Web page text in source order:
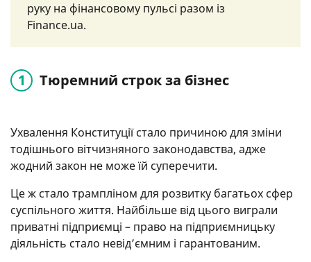
руку на фінансовому пульсі разом із
Finance.ua.
Тюремний строк за бізнес
Ухвалення Конституції стало причиною для зміни
тодішнього вітчизняного законодавства, адже
жодний закон не може їй суперечити.
Це ж стало трампліном для розвитку багатьох сфер
суспільного життя. Найбільше від цього виграли
приватні підприємці – право на підприємницьку
діяльність стало невід’ємним і гарантованим.